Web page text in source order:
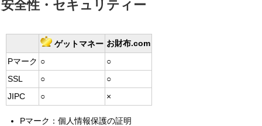
安全性・セキュリティー
ゲットマネー お財布.com
Pマーク ○
○
SSL
○
○
JIPC
○ ×
Pマーク：個人情報保護の証明